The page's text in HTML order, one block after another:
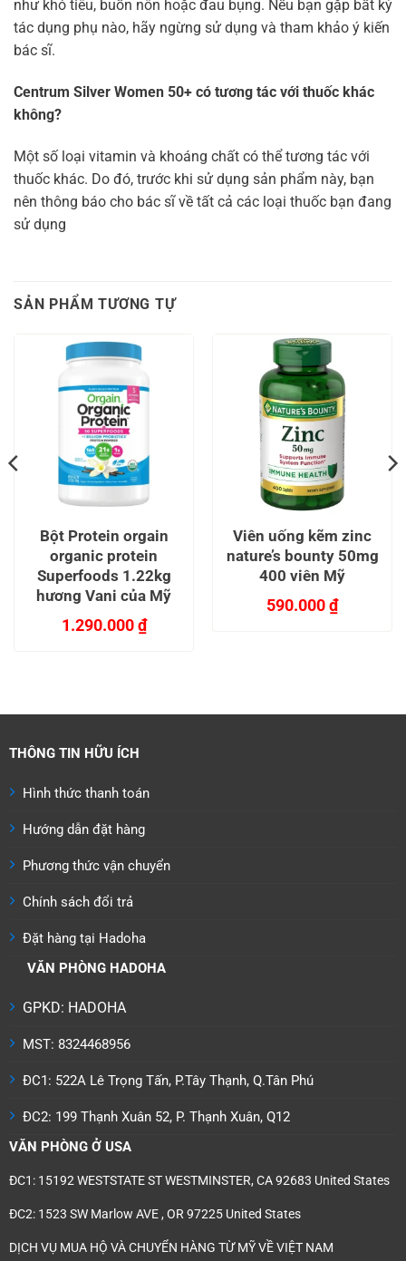
như khó tiêu, buồn nôn hoặc đau bụng. Nếu bạn gặp bất kỳ
tác dụng phụ nào, hãy ngừng sử dụng và tham khảo ý kiến
bác sĩ.
Centrum Silver Women 50+ có tương tác với thuốc khác
không?
Một số loại vitamin và khoáng chất có thể tương tác với
thuốc khác. Do đó, trước khi sử dụng sản phẩm này, bạn
nên thông báo cho bác sĩ về tất cả các loại thuốc bạn đang
sử dụng
SẢN PHẨM TƯƠNG TỰ
Bột Protein orgain
organic protein
Superfoods 1.22kg
hương Vani của Mỹ
1.290.000₫
nhiều
thể.
tùy
có
được
trên
sản
phẩm
Viên uống kẽm zinc
nature’s bounty 50mg
400 viên Mỹ
590.000₫
THÔNG TIN HỮU ÍCH
Hình thức thanh toán
Hướng dẫn đặt hàng
Phương thức vận chuyển
Chính sách đổi trả
Đặt hàng tại Hadoha
VĂN PHÒNG HADOHA
GPKD: HADOHA
MST: 8324468956
ĐC1: 522A Lê Trọng Tấn, P.Tây Thạnh, Q.Tân Phú
ĐC2: 199 Thạnh Xuân 52, P. Thạnh Xuân, Q12
VĂN PHÒNG Ở USA
ĐC1: 15192 WESTSTATE ST WESTMINSTER, CA 92683 United States
ĐC2: 1523 SW Marlow AVE , OR 97225 United States
DỊCH VỤ MUA HỘ VÀ CHUYỂN HÀNG TỪ MỸ VỀ VIỆT NAM